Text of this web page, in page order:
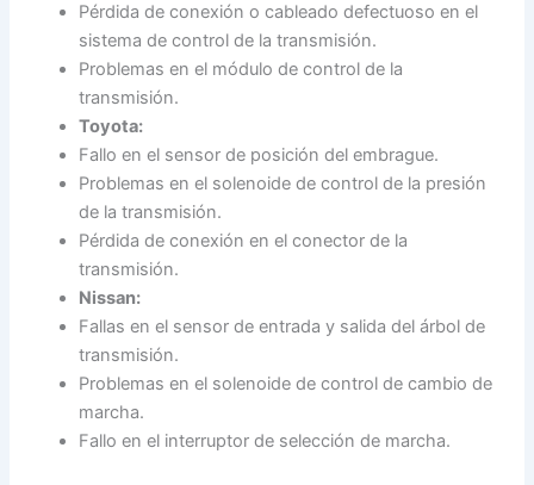
Pérdida de conexión o cableado defectuoso en el
sistema de control de la transmisión.
Problemas en el módulo de control de la
transmisión.
Toyota:
Fallo en el sensor de posición del embrague.
Problemas en el solenoide de control de la presión
de la transmisión.
Pérdida de conexión en el conector de la
transmisión.
Nissan:
Fallas en el sensor de entrada y salida del árbol de
transmisión.
Problemas en el solenoide de control de cambio de
marcha.
Fallo en el interruptor de selección de marcha.